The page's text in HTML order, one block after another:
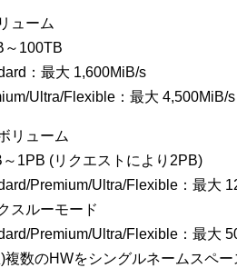
ューム
～100TB
：最大 1,600MiB/s
Ultra/Flexible：最大 4,500MiB/s
リューム
～1PB (リクエストにより2PB)
Premium/Ultra/Flexible：最大
スルーモード
Premium/Ultra/Flexible：最大
数のHWをシングルネームスペ